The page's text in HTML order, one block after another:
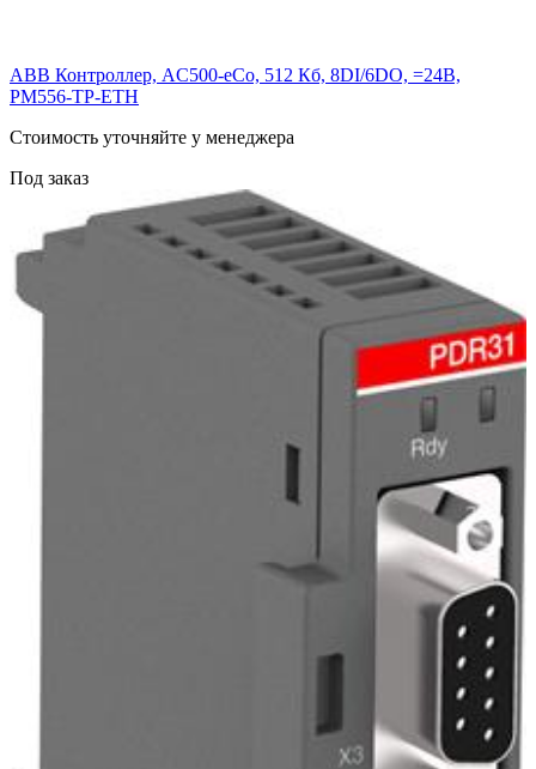
ABB Контроллер, AC500-eCo, 512 Кб, 8DI/6DO, =24В,
PM556-TP-ETH
Cтоимость уточняйте у менеджера
Под заказ